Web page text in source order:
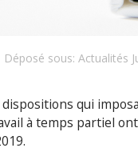
Déposé sous: Actualités
qui
à temps partiel